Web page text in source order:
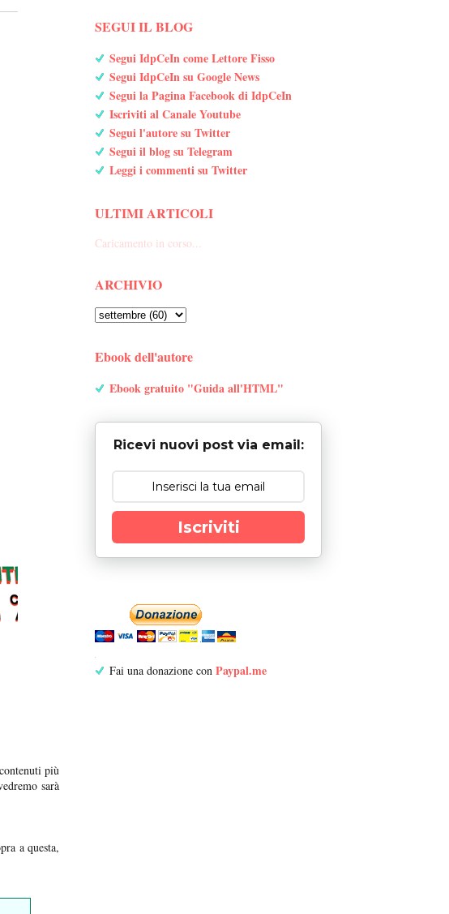
più
sarà
a questa,
SEGUI IL BLOG
Segui IdpCeIn come Lettore Fisso
Segui IdpCeIn su Google News
Segui la Pagina Facebook di IdpCeIn
Iscriviti al Canale Youtube
Segui l'autore su Twitter
Segui il blog su Telegram
Leggi i commenti su Twitter
ULTIMI ARTICOLI
Caricamento in corso...
ARCHIVIO
Ebook dell'autore
Ebook gratuito "Guida all'HTML"
Ricevi nuovi post via email:
Iscriviti
Fai una donazione con Paypal.me